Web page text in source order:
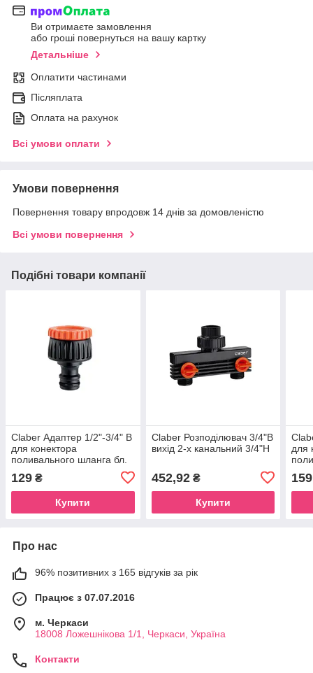
Ви отримаєте замовлення
або гроші повернуться на вашу картку
Детальніше
Оплатити частинами
Післяплата
Оплата на рахунок
Всі умови оплати
Умови повернення
Повернення товару впродовж 14 днів за домовленістю
Всі умови повернення
Подібні товари компанії
Claber Адаптер 1/2"-3/4" В
для конектора
поливального шланга бл.
129 ₴
Купити
Claber Розподілювач 3/4"В
вихід 2-х канальний 3/4"Н
452,92₴
Купити
для
159
Про нас
96% позитивних з 165 відгуків за рік
Працює з 07.07.2016
м. Черкаси
18008 Ложешнікова 1/1, Черкаси, Україна
Контакти